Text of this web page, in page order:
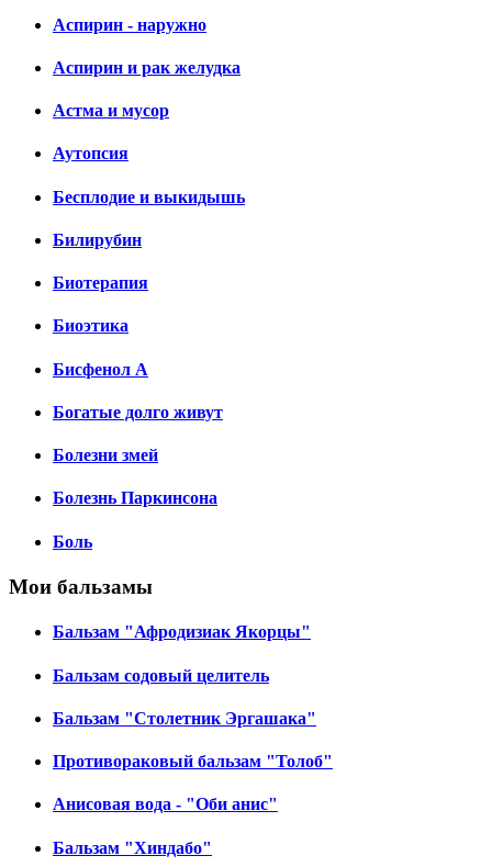
Аспирин - наружно
Аспирин и рак желудка
Астма и мусор
Аутопсия
Бесплодие и выкидышь
Билирубин
Биотерапия
Биоэтика
Бисфенол А
Богатые долго живут
Болезни змей
Болезнь Паркинсона
Боль
Мои бальзамы
Бальзам "Афродизиак Якорцы"
Бальзам содовый целитель
Бальзам "Столетник Эргашака"
Противораковый бальзам "Толоб"
Анисовая вода - "Оби анис"
Бальзам "Хиндабо"